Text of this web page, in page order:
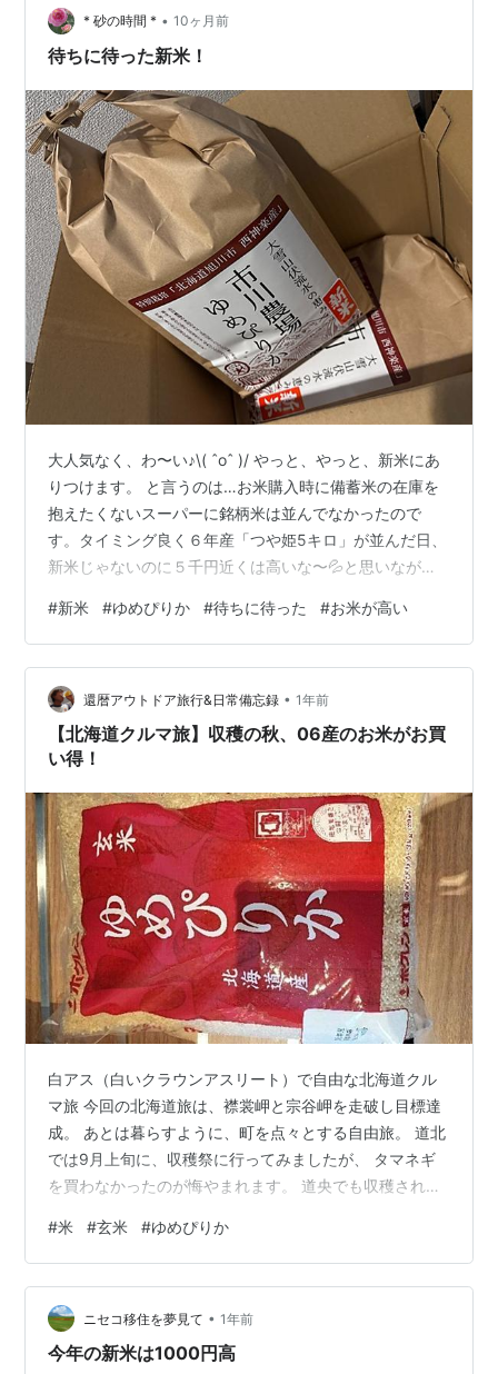
ービス内ではアフィリエイト広告を利用していま…
* 砂の時間 * • 10ヶ月前
待ちに待った新米！
大人気なく、わ〜い♪\( ˆoˆ )/ やっと、やっと、新米にあ
りつけます。 と言うのは…お米購入時に備蓄米の在庫を
抱えたくないスーパーに銘柄米は並んでなかったので
す。タイミング良く６年産「つや姫5キロ」が並んだ日、
新米じゃないのに５千円近くは高いな〜💦と思いながら
に。。 米騒動前はJA直売所で横浜ブランド「はるみ」を
購入してましたが、突如１１月末に「６年産は終了！」
米難民になった。。けど何とか「つや姫」で繋いで来
た。 お米5キロ買うと他に買い物が出来ない。💦 持って
帰るだけでも大変～ 💦 もう少しでお米がなくなりそうな
タイミングで新米届きまし…
#新米 #ゆめぴりか #待ちに待った #お米が高い
還暦アウトドア旅行&日常備忘録 • 1年前
【北海道クルマ旅】収穫の秋、06産のお米がお買
い得！
白アス（白いクラウンアスリート）で自由な北海道クル
マ旅 今回の北海道旅は、襟裳岬と宗谷岬を走破し目標達
成。 あとは暮らすように、町を点々とする自由旅。 道北
では9月上旬に、収穫祭に行ってみましたが、 タマネギ
を買わなかったのが悔やまれます。 道央でも収穫された
とジャガイモを満載にして帰りたいのものです。 ウチの
旅は、その町のローカルスーパーを回って、 地元のもの
を買物＆物価調査をするのも趣味でして、 思わぬ掘り出
し物に遭遇する事も多々。 そろそろ新米が出回って、06
産の米に値引きシールが！ 北海道産米、5㎏で3千円ちょ
#米 #玄米 #ゆめぴりか
ニセコ移住を夢見て • 1年前
今年の新米は1000円高